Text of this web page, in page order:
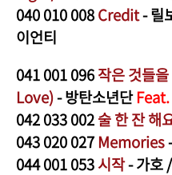
040010 008Credit-릴
이언티
041001 096작은 것들
Love)-방탄소년단Feat.
042033 002술 한잔 해
043020 027Memories
044001 053시작- 가호/